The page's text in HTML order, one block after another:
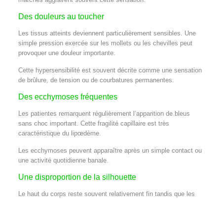
Des douleurs au toucher
Les tissus atteints deviennent particulièrement sensibles. Une
simple pression exercée sur les mollets ou les chevilles peut
provoquer une douleur importante.
Cette hypersensibilité est souvent décrite comme une sensation
de brûlure, de tension ou de courbatures permanentes.
Des ecchymoses fréquentes
Les patientes remarquent régulièrement l’apparition de bleus
sans choc important. Cette fragilité capillaire est très
caractéristique du lipœdème.
Les ecchymoses peuvent apparaître après un simple contact ou
une activité quotidienne banale.
Une disproportion de la silhouette
Le haut du corps reste souvent relativement fin tandis que les